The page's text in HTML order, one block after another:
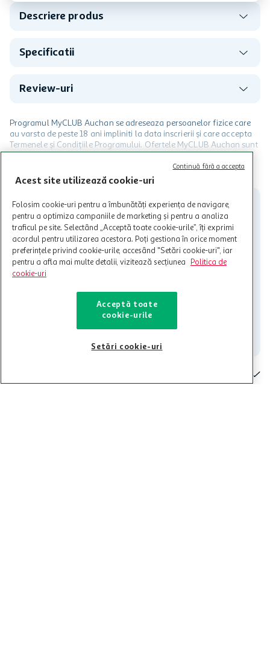
Descriere produs
Specificatii
Review-uri
Programul MyCLUB Auchan se adreseaza persoanelor fizice care
au varsta de peste 18 ani impliniti la data inscrierii și care accepta
Termenele și Condițiile Programului. Ofertele MyCLUB Auchan sunt
limita a 12 unitati / card client o singura data in perioada promotiei.
Cardul poate fi utilizat doar in legatura cu magazinele Auchan
activitati in afara celor mentionate in Termene si Conditii. Auchan
nu raspunde pentru imposibilitatea utilizarii Cardului in perioada in
care aceste este suspendat sau in perioada in care sunt efectuate
intretineri sau reparatii tehnice la sistemul de utilizarea al Cardului.
CITESTE MAI MULT
Contacteaza-ne!
021-9141 contact@auchan.ro
Contact
Acest site utilizează cookie-uri
Folosim cookie-uri pentru a îmbunătăți experiența de navigare,
pentru a optimiza campaniile de marketing și pentru a analiza
traficul pe site. Selectând „Acceptă toate cookie-urile”, îți exprimi
acordul pentru utilizarea acestora. Poți gestiona în orice moment
preferințele privind cookie-urile, accesând "Setări cookie-uri", iar
pentru a afla mai multe detalii, vizitează secțiunea
Politica de
cookie-uri
Acceptă toate
cookie-urile
Setări cookie-uri
Continuă fără a accepta